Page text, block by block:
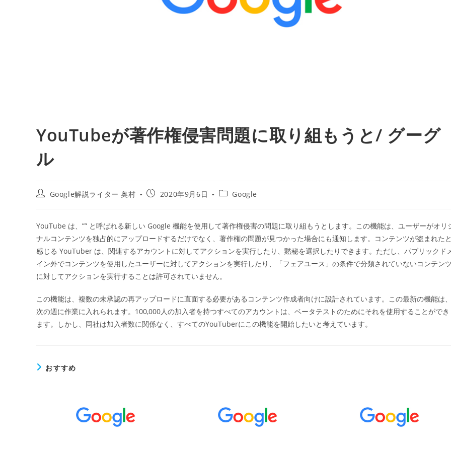
YouTubeが著作権侵害問題に取り組もうと/ グーグ
ル
投
Google解説ライター 奥村
投
開
日:
2020年9月6日
投
テ
ゴ
リ
ー:
Google
YouTube は、”” と呼ばれる新しい Google 機能を使用して著作権侵害の問題に取り組もうとします。この機能は、ユーザーがオリ
ナルコンテンツを独占的にアップロードするだけでなく、著作権の問題が見つかった場合にも通知します。コンテンツが盗まれたと
感じる YouTuber は、関連するアカウントに対してアクションを実行したり、黙秘を選択したりできます。ただし、パブリックド
イン外でコンテンツを使用したユーザーに対してアクションを実行したり、「フェアユース」の条件で分類されていないコンテンツ
に対してアクションを実行することは許可されていません。
この機能は、複数の未承認の再アップロードに直面する必要があるコンテンツ作成者向けに設計されています。この最新の機能は、
次の週に作業に入れられます。100,000人の加入者を持つすべてのアカウントは、ベータテストのためにそれを使用することができ
ます。しかし、同社は加入者数に関係なく、すべてのYouTuberにこの機能を開始したいと考えています。
おすすめ